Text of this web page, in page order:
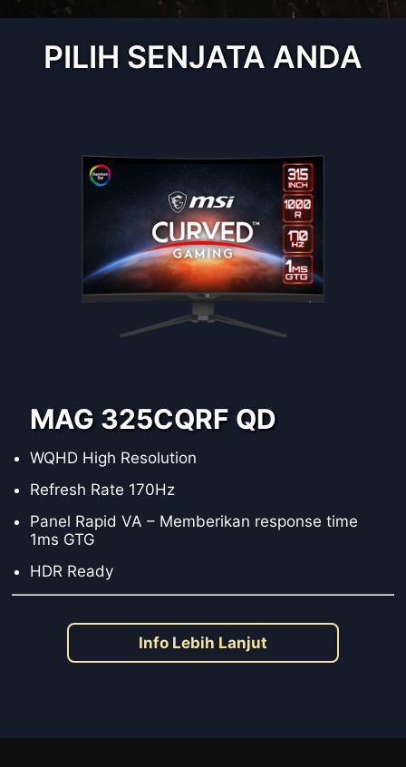
pengalaman realisme.
PILIH SENJATA ANDA
MAG 325CQRF QD
WQHD High Resolution
Refresh Rate 170Hz
Panel Rapid VA – Memberikan response time
1ms GTG
HDR Ready
Info Lebih Lanjut